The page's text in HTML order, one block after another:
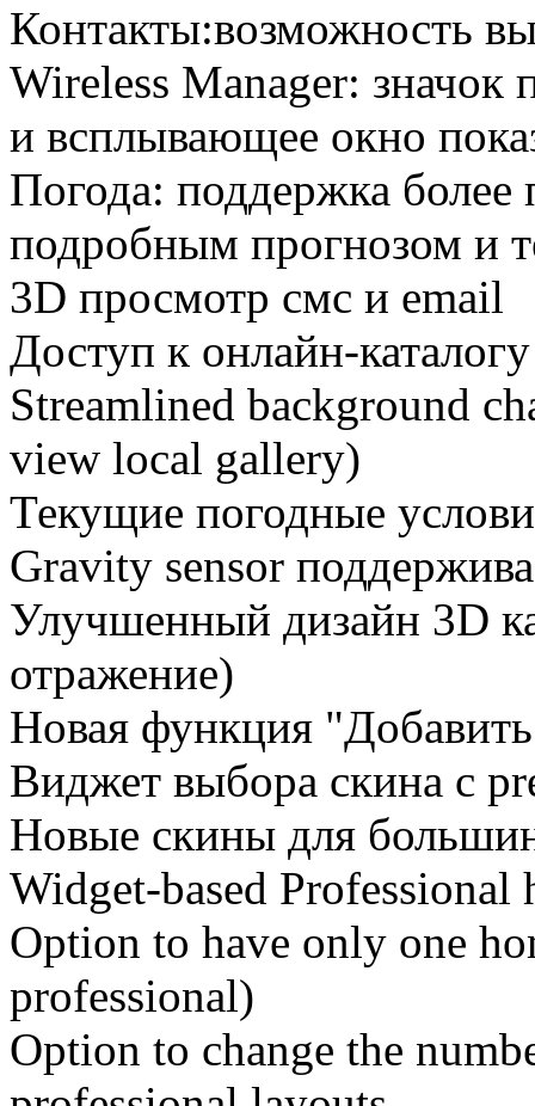
Контакты:возможность
Wireless Manager: значок
и всплывающее окно
Погода: поддержка
подробным прогнозом и
3D просмотр смс и email
Доступ к онлайн-
Streamlined background
view local gallery)
Текущие погодные
Gravity sensor
Улучшенный дизайн 3D
отражение)
Новая функция
Виджет выбора скина с
Новые скины для
Widget-based Professional
Option to have only one
professional)
Option to change the